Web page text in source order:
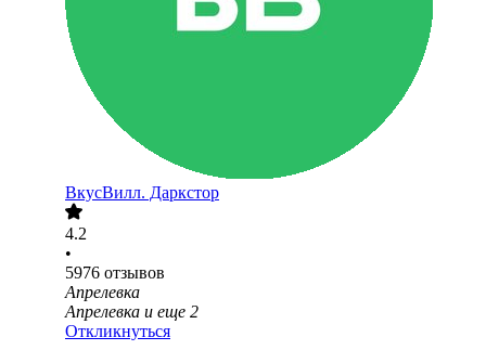
ВкусВилл. Даркстор
4.2
•
5976 отзывов
Апрелевка
Апрелевка и еще 2
Откликнуться